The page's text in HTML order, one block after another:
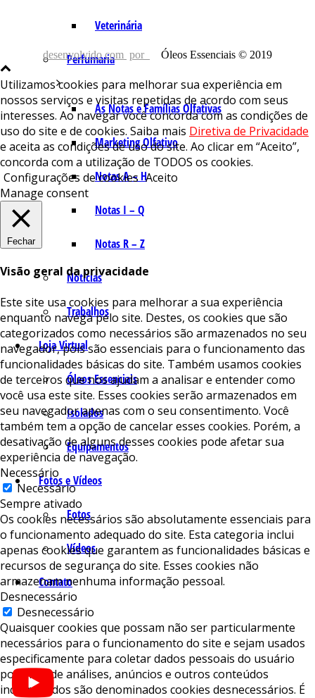
Veterinária
Perfumaria
As Notas e Famílias Olfativas
Marketing Olfativo
Notas A – H
Notas I – Q
Notas R – Z
Notícias
Trabalhos
Loja Virtual
Óleos Essenciais
Isolados
Equipamentos
Fotos e Vídeos
Fotos
Vídeos
Contato
desenvolvido com por Óleos Essenciais © 2019
Utilizamos cookies para melhorar sua experiência em
nossos serviços e visitas repetidas de acordo com seus
interesses. Ao navegar você concorda com as condições de
uso do site e de cookies. Saiba mais Diretiva de Privacidade
e aceita as condições de uso do site. Ao clicar em “Aceito”,
concorda com a utilização de TODOS os cookies.
Configurações de cookies Aceito
Manage consent
Fechar
Visão geral da privacidade
Este site usa cookies para melhorar a sua experiência
enquanto navega pelo site. Destes, os cookies que são
categorizados como necessários são armazenados no seu
navegador, pois são essenciais para o funcionamento das
funcionalidades básicas do site. Também usamos cookies
de terceiros que nos ajudam a analisar e entender como
você usa este site. Esses cookies serão armazenados em
seu navegador apenas com o seu consentimento. Você
também tem a opção de cancelar esses cookies. Porém, a
desativação de alguns desses cookies pode afetar sua
experiência de navegação.
Necessário
Necessário
Sempre ativado
Os cookies necessários são absolutamente essenciais para
o funcionamento adequado do site. Esta categoria inclui
apenas cookies que garantem as funcionalidades básicas e
recursos de segurança do site. Esses cookies não
armazenam nenhuma informação pessoal.
Desnecessário
Desnecessário
Quaisquer cookies que possam não ser particularmente
necessários para o funcionamento do site e sejam usados ​​
especificamente para coletar dados pessoais do usuário
por meio de análises, anúncios e outros conteúdos
incorporados são denominados cookies desnecessários. É